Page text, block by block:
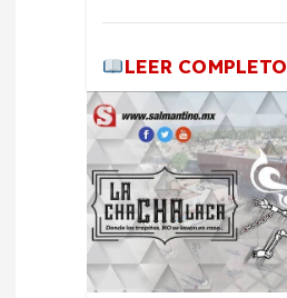
LEER COMPLETO